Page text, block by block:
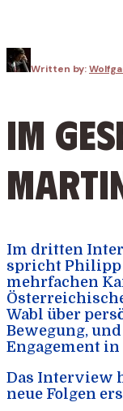
Written by:
Im
Im dritten
spricht Philipp
mehrfachen
Wabl über
Bewegung,
Engagement
Das Interview
neue Folgen